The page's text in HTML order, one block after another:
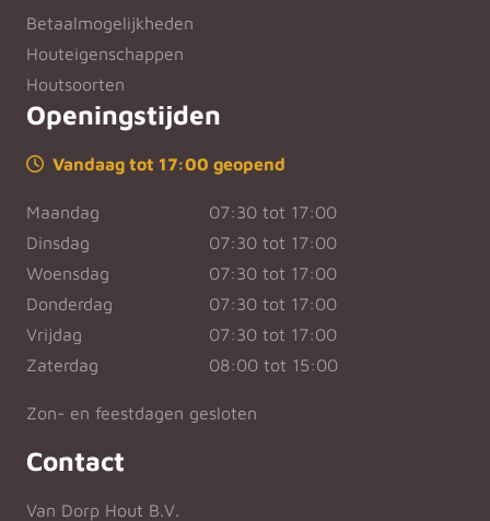
Betaalmogelijkheden
Houteigenschappen
Houtsoorten
Openingstijden
Vandaag tot 17:00 geopend
Maandag
07:30 tot 17:00
Dinsdag
07:30 tot 17:00
Woensdag
07:30 tot 17:00
Donderdag
07:30 tot 17:00
Vrijdag
07:30 tot 17:00
Zaterdag
08:00 tot 15:00
Zon- en feestdagen gesloten
Contact
Van Dorp Hout B.V.